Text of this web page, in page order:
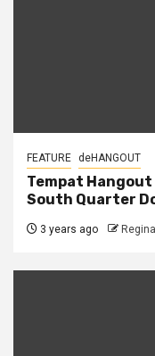
FEATURE deHANGOUT
Tempat
South Quarter
3 years ago